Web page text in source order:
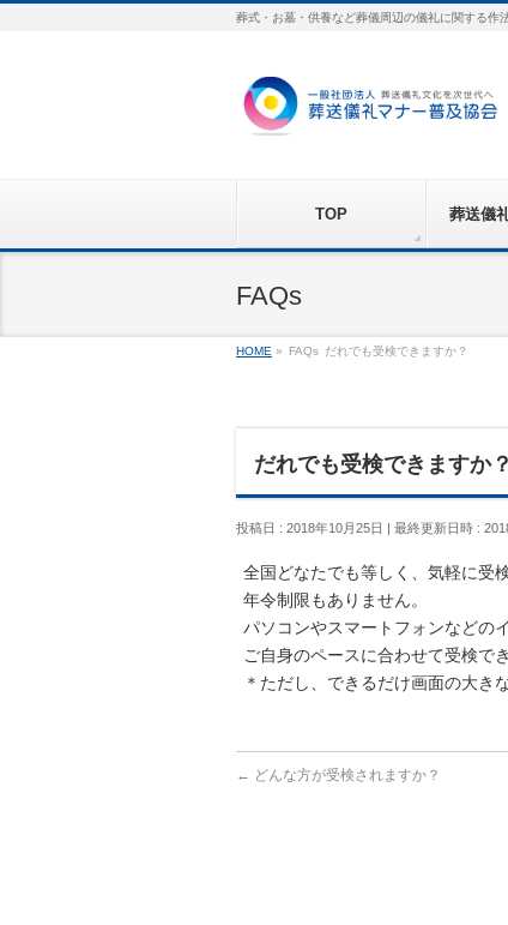
葬式・お墓・供養など葬儀周辺の儀礼に関する作
TOP 葬送儀
FAQs
HOME » FAQs だれでも受検できますか？
だれでも受検できますか？
投稿日 : 2018年10月25日 最終更新日時 :
全国どなたでも等しく、気軽に受
年令制限もありません。
パソコンやスマートフォンなどの
ご自身のペースに合わせて受検でき
＊ただし、できるだけ画面の大き
← どんな方が受検されますか？